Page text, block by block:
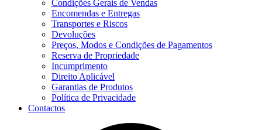
Condições Gerais de Vendas
Encomendas e Entregas
Transportes e Riscos
Devoluções
Preços, Modos e Condições de Pagamentos
Reserva de Propriedade
Incumprimento
Direito Aplicável
Garantias de Produtos
Política de Privacidade
Contactos